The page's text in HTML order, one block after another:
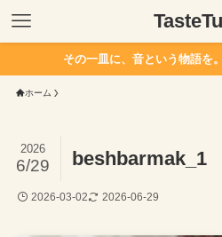
その一皿に、音という物語を
ホーム
beshbarmak_1
2026
6/29
2026-03-02 2026-06-29